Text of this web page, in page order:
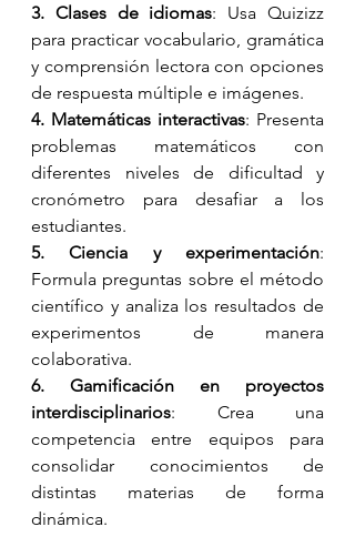
3. Clases de idiomas: Usa Quizizz
para practicar vocabulario, gramática
y comprensión lectora con opciones
de respuesta múltiple e imágenes.
4. Matemáticas interactivas: Presenta
problemas matemáticos con
diferentes niveles de dificultad y
cronómetro para desafiar a los
estudiantes.
5. Ciencia y experimentación:
Formula preguntas sobre el método
científico y analiza los resultados de
experimentos de manera
colaborativa.
6. Gamificación en proyectos
interdisciplinarios: Crea una
competencia entre equipos para
consolidar conocimientos de
distintas materias de forma
dinámica.